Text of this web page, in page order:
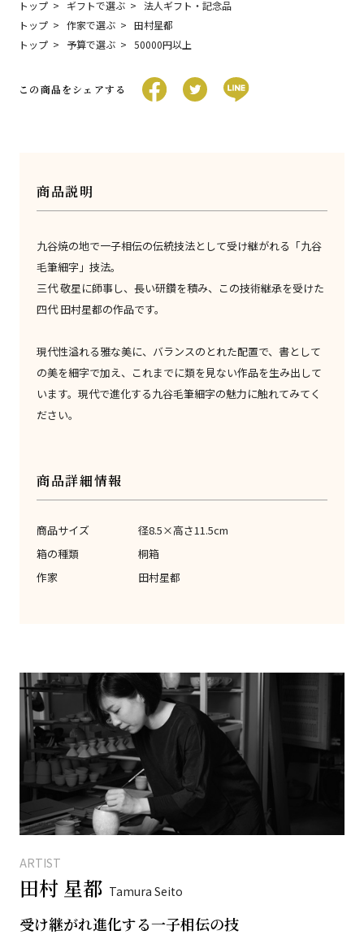
トップ
ギフトで選ぶ
法人ギフト・記念品
トップ
作家で選ぶ
田村星都
トップ
予算で選ぶ 50000円以上
この商品をシェアする
商品説明
九谷焼の地で一子相伝の伝統技法として受け継がれる「九谷
毛筆細字」技法。
三代 敬星に師事し、長い研鑽を積み、この技術継承を受けた
四代 田村星都の作品です。
現代性溢れる雅な美に、バランスのとれた配置で、書として
の美を細字で加え、これまでに類を見ない作品を生み出して
います。現代で進化する九谷毛筆細字の魅力に触れてみてく
ださい。
商品詳細情報
商品サイズ
径8.5×高さ11.5cm
箱の種類
桐箱
作家
田村星都
ARTIST
田村 星都 Tamura Seito
受け継がれ進化する一子相伝の技